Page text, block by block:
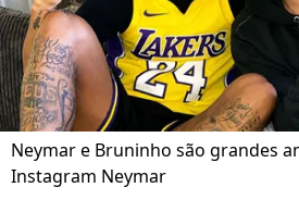
Neymar e Bruninho são grandes
Instagram Neymar